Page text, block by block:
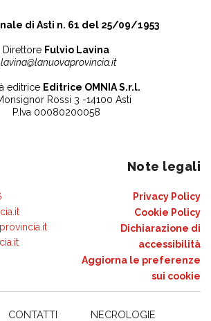
di Asti n. 61 del 25/09/1953
Direttore Fulvio Lavina
editrice Editrice OMNIA S.r.l.
Rossi 3 -14100 Asti
P.Iva 00080200058
Note legali
Privacy Policy
Cookie Policy
Dichiarazione di
accessibilità
Aggiorna le preferenze
sui cookie
CONTATTI NECROLOGIE